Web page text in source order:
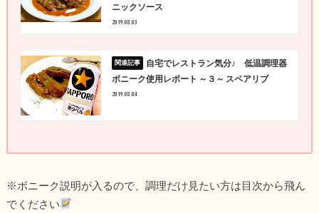
ニックソース
2019.08.03
自宅でレストラン気分♪ 低温調理器
ボニーク使用レポート ～３～ スペアリブ
2019.08.04
※ボニーク説明が入るので、調理だけ見たい方は目次から飛ん
でください